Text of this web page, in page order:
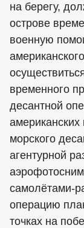
на берегу,
острове
военную
временного
десантной
морского
агентурной
самолётами-
операцию
точках на